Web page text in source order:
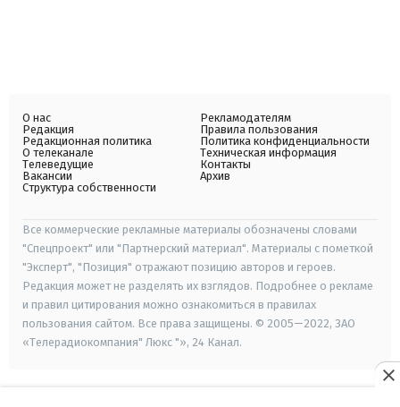
О нас
Редакция
Редакционная политика
О телеканале
Телеведущие
Вакансии
Структура собственности
Рекламодателям
Правила пользования
Политика конфиденциальности
Техническая информация
Контакты
Архив
Все коммерческие рекламные материалы обозначены словами
"Спецпроект" или "Партнерский материал". Материалы с пометкой
"Эксперт", "Позиция" отражают позицию авторов и героев.
Редакция может не разделять их взглядов. Подробнее о рекламе
и правил цитирования можно ознакомиться в правилах
пользования сайтом. Все права защищены. © 2005—2022, ЗАО
«Телерадиокомпания" Люкс "», 24 Канал.